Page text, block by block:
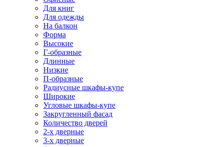
Для книг
Для одежды
На балкон
Форма
Высокие
Г-образные
Длинные
Низкие
П-образные
Радиусные шкафы-купе
Широкие
Угловые шкафы-купе
Закругленный фасад
Количество дверей
2-х дверные
3-х дверные